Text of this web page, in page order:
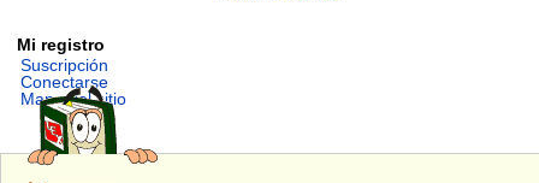
Mi registro
Suscripción
Conectarse
Mapa del sitio